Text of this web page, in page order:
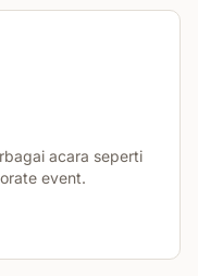
acara seperti
event.